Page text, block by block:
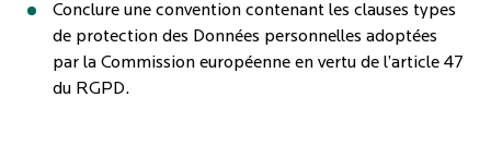
Conclure une convention contenant les clauses types
de protection des Données personnelles adoptées
par la Commission européenne en vertu de l’article 47
du RGPD.